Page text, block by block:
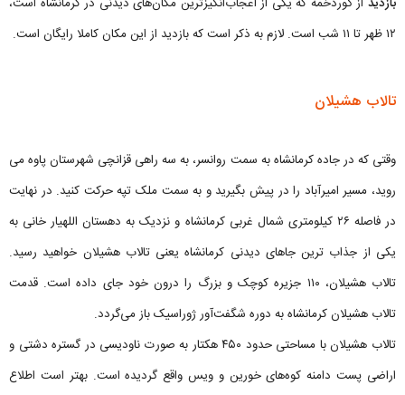
۱۲ ظهر تا ۱۱ شب است. لازم به ذکر است که بازدید از این مکان کاملا رایگان است.
تالاب هشیلان
وقتی که در جاده کرمانشاه به سمت روانسر، به سه راهی قزانچی شهرستان پاوه می
روید، مسیر امیرآباد را در پیش بگیرید و به سمت ملک تپه حرکت کنید. در نهایت
در فاصله ۲۶ کیلومتری شمال غربی کرمانشاه و نزدیک به دهستان اللهیار خانی به
یکی از جذاب ترین جاهای دیدنی کرمانشاه یعنی تالاب هشیلان خواهید رسید.
تالاب هشیلان، ۱۱۰ جزیره کوچک و بزرگ را درون خود جای داده است. قدمت
تالاب هشیلان کرمانشاه به دوره شگفت‌آور ژوراسیک باز می‌گردد.
تالاب هشیلان با مساحتی حدود ۴۵۰ هکتار به صورت ناودیسی در گستره دشتی و
اراضی پست دامنه کوه‌های خورین و ویس واقع گردیده است. بهتر است اطلاع